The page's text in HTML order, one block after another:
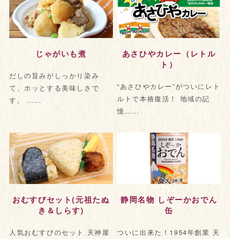
じゃがいも煮
だしの旨みがしっかり染み
て、ホッとする美味しさで
す。 ……
あさひやカレー（レトル
ト）
“あさひやカレー”がついにレト
ルトで本格復活！ 地域の記
憶……
おむすびセット(元祖たぬ
き＆しらす)
人気おむすびのセット 天神屋
静岡名物 しぞーかおでん
缶
ついに出来た！1954年創業 天